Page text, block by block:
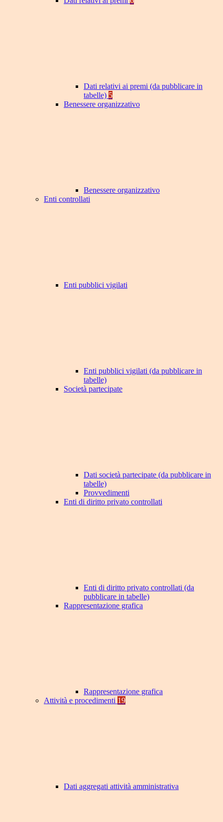
Dati relativi ai premi (da pubblicare in
tabelle) 5
Benessere organizzativo
Benessere organizzativo
Enti controllati
Enti pubblici vigilati
Enti pubblici vigilati (da pubblicare in
tabelle)
Società partecipate
Dati società partecipate (da pubblicare in
tabelle)
Provvedimenti
Enti di diritto privato controllati
Enti di diritto privato controllati (da
pubblicare in tabelle)
Rappresentazione grafica
Rappresentazione grafica
Attività e procedimenti 19
Dati aggregati attività amministrativa